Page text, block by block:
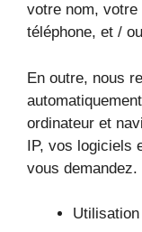
votre nom,
téléphone, et /
En outre, nous
ordinateur et
IP, vos logiciels
vous demandez.